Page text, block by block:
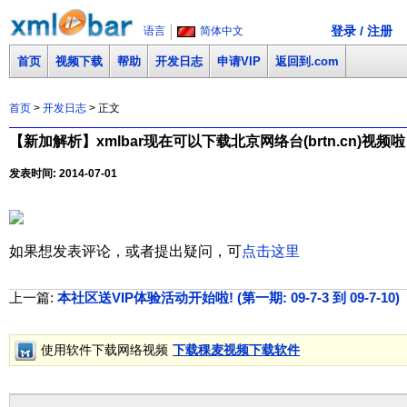
语言 简体中文 登录 / 注册
首页 视频下载 帮助 开发日志 申请VIP 返回到.com
首页 > 开发日志 > 正文
【新加解析】xmlbar现在可以下载北京网络台(brtn.cn)视频
发表时间: 2014-07-01
如果想发表评论，或者提出疑问，可点击这里
上一篇: 本社区送VIP体验活动开始啦! (第一期: 09-7-3 到 09-7-10)
使用软件下载网络视频 下载稞麦视频下载软件